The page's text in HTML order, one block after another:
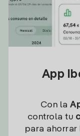
App
Con la
controla tu
para ahorrar